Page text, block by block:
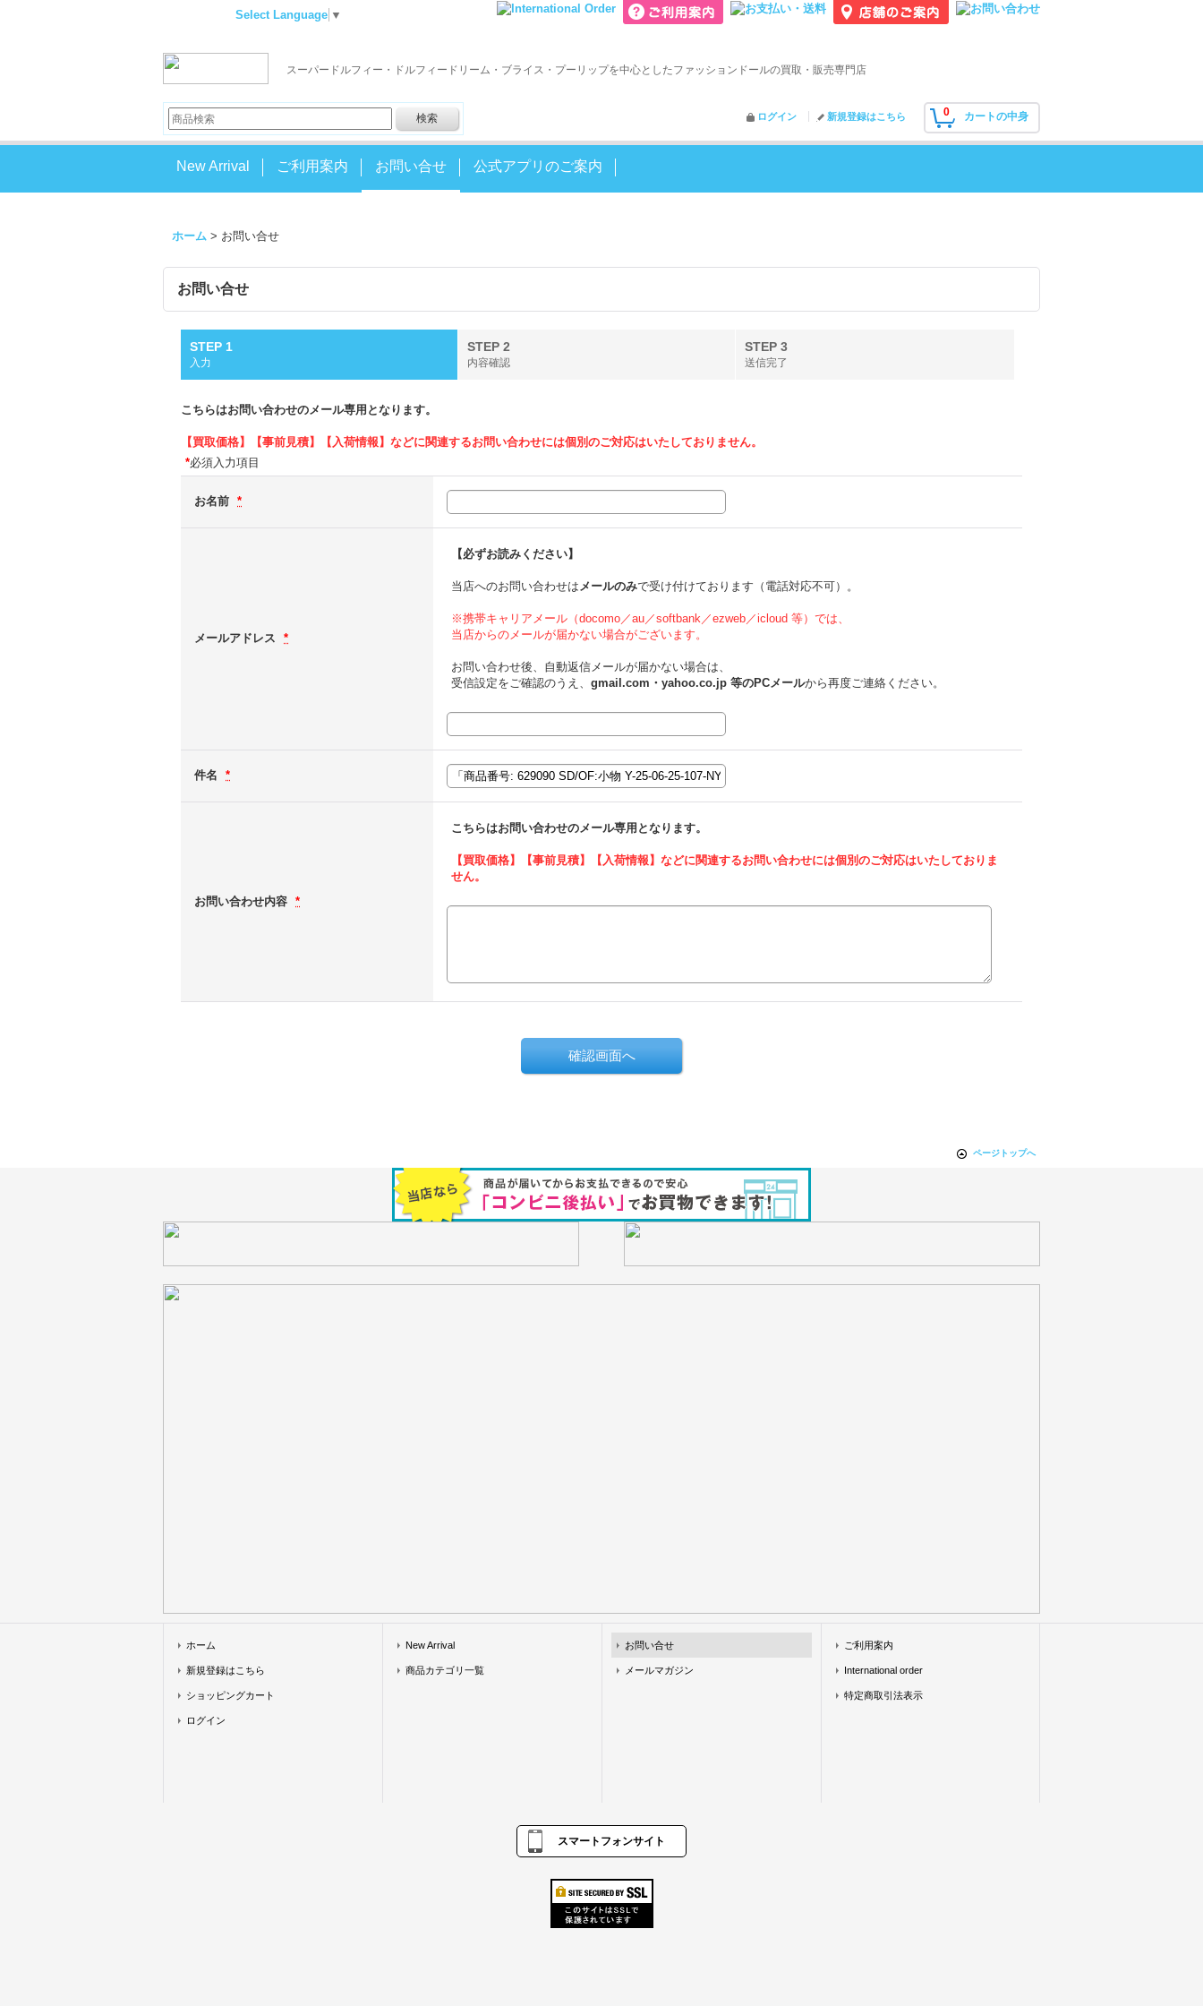
Select Language ▼
スーパードルフィー・ドルフィードリーム・ブライス・プーリップを中心としたファッションドールの買取・販売専門店
0 カートの中身
ログイン 新規登録はこちら
New Arrival ご利用案内 お問い合せ 公式アプリのご案内
ホーム > お問い合せ
お問い合せ
STEP 1
入力
STEP 2
内容確認
STEP 3
送信完了
こちらはお問い合わせのメール専用となります。
【買取価格】【事前見積】【入荷情報】などに関連するお問い合わせには個別のご対応はいたしておりません。
*必須入力項目
お名前 *
メールアドレス *
【必ずお読みください】
当店へのお問い合わせはメールのみで受け付けております（電話対応不可）。
※携帯キャリアメール（docomo／au／softbank／ezweb／icloud 等）では、
当店からのメールが届かない場合がございます。
お問い合わせ後、自動返信メールが届かない場合は、
受信設定をご確認のうえ、 gmail.com・yahoo.co.jp 等のPCメールから再度ご連絡ください。
件名 *
お問い合わせ内容 *
こちらはお問い合わせのメール専用となります。
【買取価格】【事前見積】【入荷情報】などに関連するお問い合わせには個別のご対応はいたしておりま
せん。
ページトップへ
ホーム
新規登録はこちら
ショッピングカート
ログイン
New Arrival
商品カテゴリ一覧
お問い合せ
メールマガジン
ご利用案内
International order
特定商取引法表示
スマートフォンサイト